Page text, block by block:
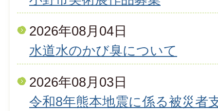
2026年08月04日
水道水のかび臭について
2026年08月03日
令和8年熊本地震に係る被災者